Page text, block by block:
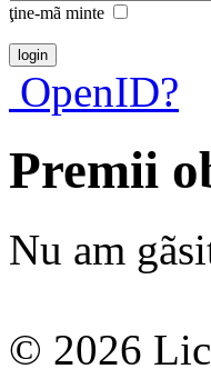
ţine-mã minte
OpenID?
Premii
Nu am
© 2026